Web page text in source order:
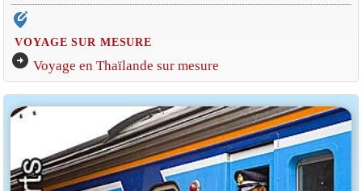
edit_location_alt
VOYAGE SUR MESURE
arrow_circle_right Voyage en Thaïlande sur mesure